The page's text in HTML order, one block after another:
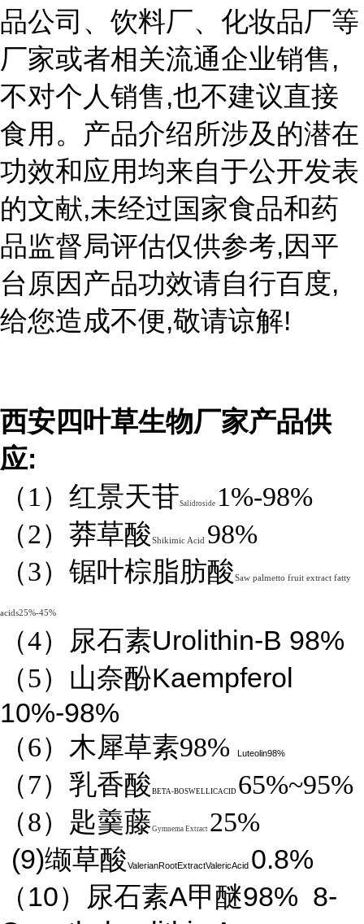
品公司、饮料厂、化妆品厂等
厂家或者相关流通企业销售,
不对个人销售,也不建议直接
食用。产品介绍所涉及的潜在
功效和应用均来自于公开发表
的文献,未经过国家食品和药
品监督局评估仅供参考,因平
台原因产品功效请自行百度,
给您造成不便,敬请谅解!
西安四叶草生物厂家产品供
应:
（1）红景天苷Salidroside 1%-98%
（2）莽草酸Shikimic Acid 98%
（3）锯叶棕脂肪酸Saw palmetto fruit extract fatty
acids25%-45%
（4） 尿石素Urolithin-B 98%
（5）山奈酚Kaempferol
10%-98%
（6）木犀草素98% Luteolin98%
（7）乳香酸 BETA-BOSWELLICACID 65%~95%
（8）匙羹藤Gymnema Extract 25%
(9)缬草酸ValerianRootExtractValericAcid 0.8%
（10）尿石素A甲醚98% 8-